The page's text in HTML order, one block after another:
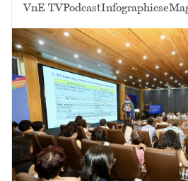
VnE TVPodcastInfographics